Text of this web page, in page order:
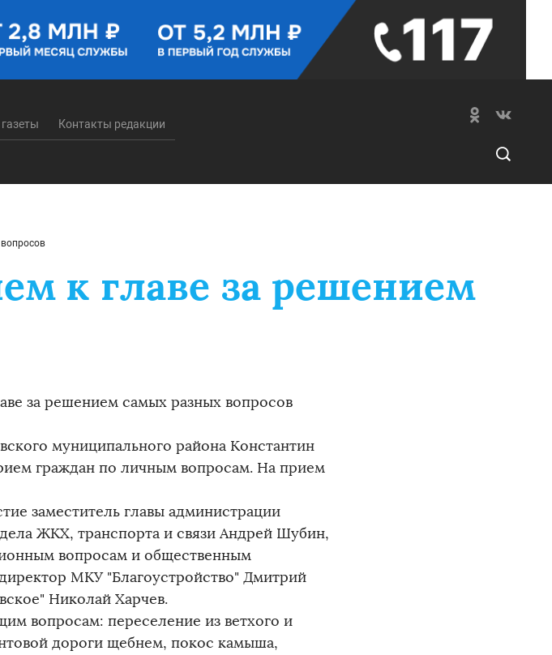
Контакты редакции
к главе за решением
за решением самых разных вопросов
муниципального района Константин
граждан по личным вопросам. На прием
заместитель главы администрации
ЖКХ, транспорта и связи Андрей Шубин,
вопросам и общественным
МКУ "Благоустройство" Дмитрий
Николай Харчев.
вопросам: переселение из ветхого и
дороги щебнем, покос камыша,